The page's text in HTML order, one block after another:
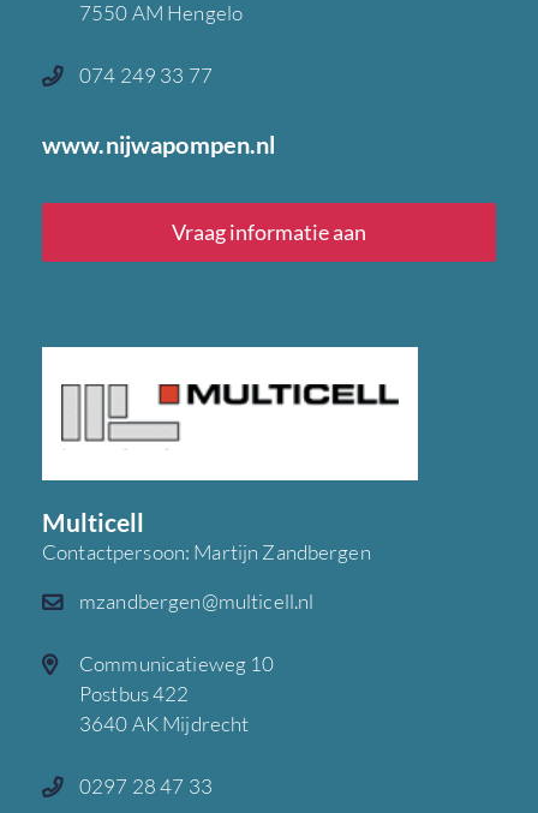
7550 AM Hengelo
074 249 33 77
www.nijwapompen.nl
Vraag informatie aan
Multicell
Contactpersoon: Martijn Zandbergen
mzandbergen@multicell.nl
Communicatieweg 10
Postbus 422
3640 AK Mijdrecht
0297 28 47 33